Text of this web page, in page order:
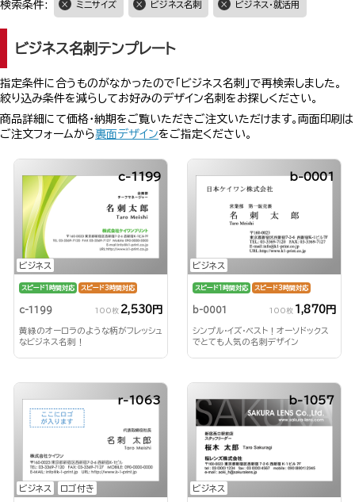
検索条件: ミニサイズ ビジネス名刺 ビジネス・就活用
ビジネス名刺テンプレート
指定条件に合うものがなかったので「ビジネス名刺」で再検索しました。
絞り込み条件を減らしてお好みのデザイン名刺をお探しください。
商品詳細にて価格・納期をご覧いただきご注文いただけます。両面印刷は
ご注文フォームから裏面デザインをご指定ください。
ビジネス
c-1199
スピード1時間対応 スピード3時間対応
c-1199 100枚 2,530円
黄緑のオーロラのような柄がフレッシュ
なビジネス名刺！
ビジネス
b-0001
スピード1時間対応 スピード3時間対応
b-0001 100枚 1,870円
シンプル・イズ・ベスト！オーソドックス
でとても人気の名刺デザイン
ビジネス ロゴ付き
r-1063
ビジネス
b-1057